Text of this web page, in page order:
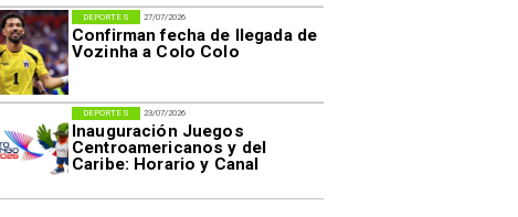
27/07/2026
Confirman fecha de llegada de
Vozinha a Colo Colo
DEPORTES
23/07/2026
Inauguración Juegos
Centroamericanos y del
Caribe: Horario y Canal
DEPORTES